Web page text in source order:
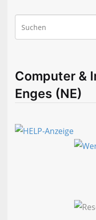
Computer &
Enges (NE)